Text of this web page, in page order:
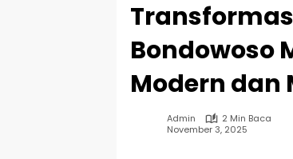
Bondowoso
Modern dan
Admin
2 Min Baca
November 3, 2025